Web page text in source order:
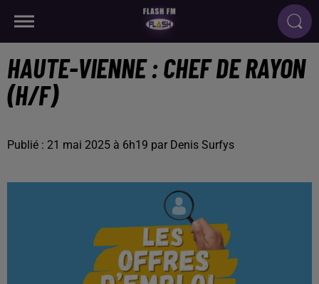
HAUTE-VIENNE : CHEF DE RAYON
(H/F)
Publié : 21 mai 2025 à 6h19 par Denis Surfys